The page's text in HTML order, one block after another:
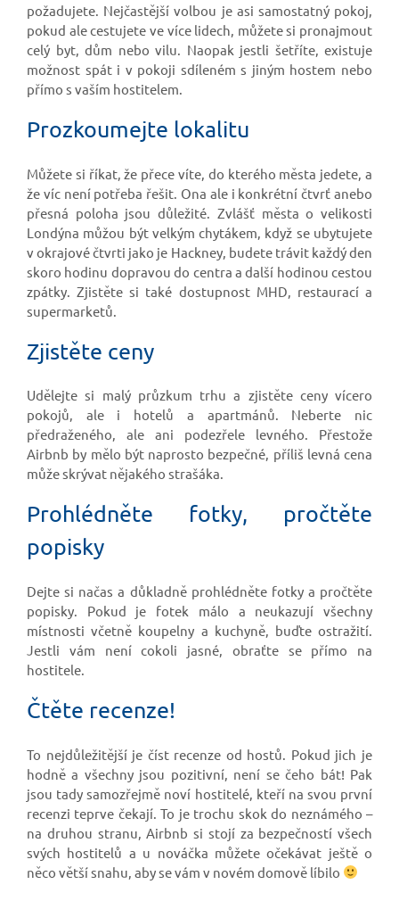
požadujete. Nejčastější volbou je asi samostatný pokoj,
pokud ale cestujete ve více lidech, můžete si pronajmout
celý byt, dům nebo vilu. Naopak jestli šetříte, existuje
možnost spát i v pokoji sdíleném s jiným hostem nebo
přímo s vaším hostitelem.
Prozkoumejte lokalitu
Můžete si říkat, že přece víte, do kterého města jedete, a
že víc není potřeba řešit. Ona ale i konkrétní čtvrť anebo
přesná poloha jsou důležité. Zvlášť města o velikosti
Londýna můžou být velkým chytákem, když se ubytujete
v okrajové čtvrti jako je Hackney, budete trávit každý den
skoro hodinu dopravou do centra a další hodinou cestou
zpátky. Zjistěte si také dostupnost MHD, restaurací a
supermarketů.
Zjistěte ceny
Udělejte si malý průzkum trhu a zjistěte ceny vícero
pokojů, ale i hotelů a apartmánů. Neberte nic
předraženého, ale ani podezřele levného. Přestože
Airbnb by mělo být naprosto bezpečné, příliš levná cena
může skrývat nějakého strašáka.
Prohlédněte fotky, pročtěte
popisky
Dejte si načas a důkladně prohlédněte fotky a pročtěte
popisky. Pokud je fotek málo a neukazují všechny
místnosti včetně koupelny a kuchyně, buďte ostražití.
Jestli vám není cokoli jasné, obraťte se přímo na
hostitele.
Čtěte recenze!
To nejdůležitější je číst recenze od hostů. Pokud jich je
hodně a všechny jsou pozitivní, není se čeho bát! Pak
jsou tady samozřejmě noví hostitelé, kteří na svou první
recenzi teprve čekají. To je trochu skok do neznámého –
na druhou stranu, Airbnb si stojí za bezpečností všech
svých hostitelů a u nováčka můžete očekávat ještě o
něco větší snahu, aby se vám v novém domově líbilo